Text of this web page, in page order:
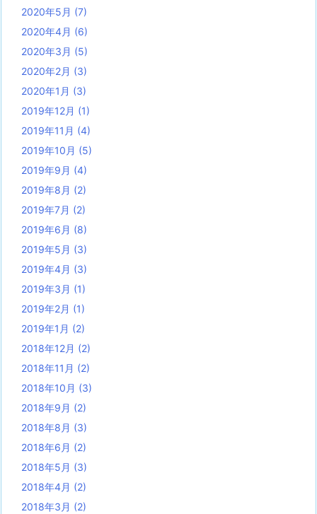
2020年5月 (7)
2020年4月 (6)
2020年3月 (5)
2020年2月 (3)
2020年1月 (3)
2019年12月 (1)
2019年11月 (4)
2019年10月 (5)
2019年9月 (4)
2019年8月 (2)
2019年7月 (2)
2019年6月 (8)
2019年5月 (3)
2019年4月 (3)
2019年3月 (1)
2019年2月 (1)
2019年1月 (2)
2018年12月 (2)
2018年11月 (2)
2018年10月 (3)
2018年9月 (2)
2018年8月 (3)
2018年6月 (2)
2018年5月 (3)
2018年4月 (2)
2018年3月 (2)